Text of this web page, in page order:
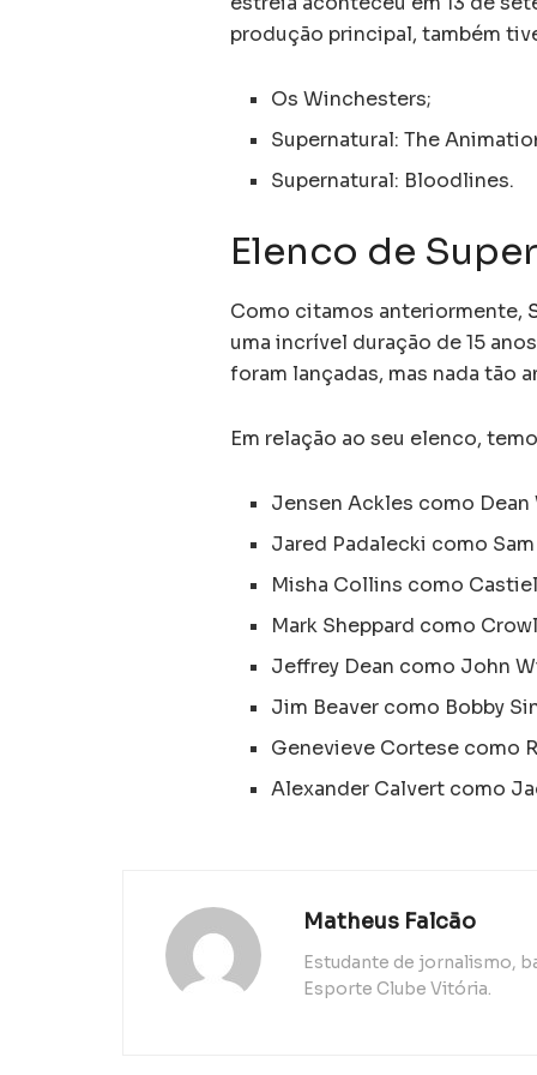
produção principal, também
Os Winchesters;
Supernatural: The
Supernatural: Bloodlines.
Elenco de
Como citamos anteriormente,
uma incrível duração de 15
foram lançadas, mas nada tão
Em relação ao seu elenco,
Jensen Ackles como
Jared Padalecki como
Misha Collins como
Mark Sheppard como
Jeffrey Dean como John
Jim Beaver como Bobby
Genevieve Cortese como
Alexander Calvert como
Matheus Falcão
Estudante de jornalismo,
Esporte Clube Vitória.